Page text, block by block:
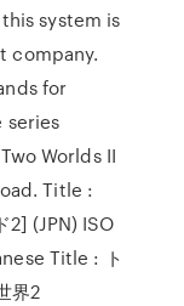
system is
company.
for
series
Worlds II
Title :
2] (JPN) ISO
Title : ト
界2